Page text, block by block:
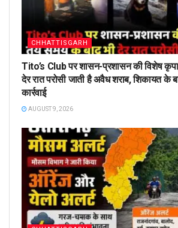
CHHATTISGARH
Tito’s Club पर शासन-प्रशासन की विशेष
देर रात परोसी जाती है अवैध शराब, शिकायत के
कार्रवाई
AUGUST 9, 2026